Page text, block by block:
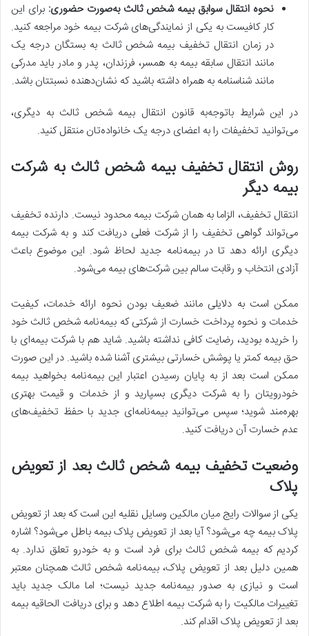
نحوه انتقال سوابق بیمه شخص ثالث به‌صورت حضوری: برای این
کار کافیست به یکی از نمایندگی‌های شرکت بیمه خود مراجعه کنید.
در زمان انتقال تخفیف بیمه شخص ثالث به بستگان درجه یک
مانند انتقال سابقه بیمه به همسر، فرزندان، پدر و مادر باید مدرکی
مانند شناسنامه به همراه داشته باشید که نشان‌دهنده‌ نسبتتان باشد.
در این شرایط باتوجه‌به قانون انتقال بیمه شخص ثالث به دیگری،
می‌توانید تخفیفات را به اعضای درجه یک خانواده‌تان منتقل کنید.
روش انتقال تخفیف بیمه شخص ثالث به شرکت
بیمه دیگر
انتقال تخفیف، الزاما به همان شرکت بیمه محدود نیست. دارنده تخفیف
می‌تواند گواهی تخفیف را از شرکت فعلی دریافت کند و به شرکت بیمه
دیگری ارائه دهد تا در بیمه‌نامه جدید لحاظ شود. این موضوع باعث
آزادی انتخاب و رقابت سالم بین شرکت‌های بیمه می‌شود.
ممکن است به دلایلی مانند ضعیف بودن نحوه ارائه خدمات، کیفیت
خدمات و نحوه پرداخت خسارت از شرکتی که ‌بیمه‌نامه شخص ثالث خود
را خریده‌ بودید، رضایت کافی نداشته باشید. شاید هم با شرکت بیمه‌ای با
حق بیمه کمتر یا پوشش خسارتی بیشتری آشنا شده باشید. در این صورت
ممکن است بعد از به پایان رسیدن اعتبار این بیمه‌نامه بخواهید بیمه
خودرویتان را به شرکت دیگری بسپارید و از خدمات و قیمت بهتری
بهره‌مند شوید؛ سپس می‌توانید بیمه‌نامه‌ای جدید با حفظ تخفیف‌های
عدم خسارت آن دریافت کنید.
وضعیت تخفیف بیمه شخص ثالث بعد از تعویض
پلاک
یکی از سوالات رایج میان مالکین وسایل نقلیه این است که بعد از تعویض
پلاک بیمه چه می‌شود؟ آیا بعد از تعویض پلاک بیمه باطل می‌شود؟ اشاره
کردیم که بیمه شخص ثالث برای فرد است و به خودرو تعلق ندارد. به
همین دلیل بعد از تعویض پلاک، بیمه‌نامه شخص ثالث همچنان معتبر
است و نیازی به صدور بیمه‌نامه جدید نیست؛ اما مالک جدید باید
تغییرات مالکیت را به شرکت بیمه اطلاع دهد و برای دریافت الحاقیه بیمه
بعد از تعویض پلاک اقدام کند.